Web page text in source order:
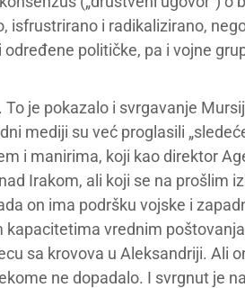
isfrustrirano i radikalizirano,
političke, pa i vojne
je pokazalo i svrgavanje
mediji su već proglasili
i manirima, koji kao direktor
Irakom, ali koji se na prošlim
on ima podršku vojske i
vrednim
sa krovova u Aleksandriji. Ali
ne dopadalo. I svrgnut je